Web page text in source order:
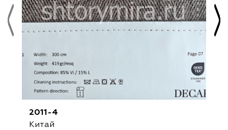
2011-4
Китай